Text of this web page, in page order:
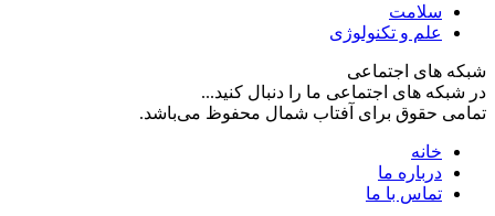
سلامت
علم و تکنولوژی
شبکه های اجتماعی
در شبکه های اجتماعی ما را دنبال کنید...
تمامی حقوق برای آفتاب شمال محفوظ می‌باشد.
خانه
درباره ما
تماس با ما